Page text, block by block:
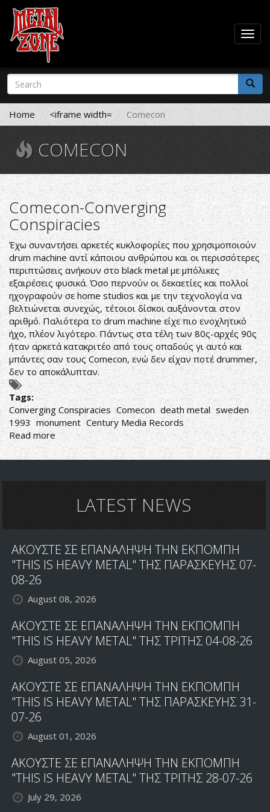
Skip
main
content
Search
form
Search
Home <iframe width= Comecon
COMECON
Comecon-Converging
Conspiracies
Έχω συναντήσει αρκετές κυκλοφορίες που χρησιμοποιούν
drum machine αντί κάποιου ανθρώπου και οι περισσότερες
περιπτώσεις ανήκουν στο black metal με μπόλικες
εξαιρέσεις φυσικά. Όσο περνούν οι δεκαετίες και πολλοί
ηχογραφούν σε home studios και με την τεχνολογία να
βελτιώνεται συνεχώς, τέτοιοι δίσκοι αυξάνονται στον
αριθμό. Παλιότερα το drum machine είχε πιο ενοχλητικό
ήχο, πλέον λιγότερο. Πάντως στα τέλη των 80ς-αρχές 90ς
ήταν αρκετά κατακριτέο από τους οπαδούς γι αυτό και
μπάντες σαν τους Comecon, ενώ δεν είχαν ποτέ drummer,
δεν το αποκάλυπταν.
Tags:
Converging Conspiracies Comecon death metal sweden
1993 monument Century Media Records
Read more about
Comecon-
Converging
LATEST NEWS
ΑΚΟΥΣΤΕ ΣΕ ΕΠΑΝΑΛΗΨΗ ΤΗΝ ΕΚΠΟΜΠΗ
"THIS IS HEAVY METAL" ΤΗΣ ΠΑΡΑΣΚΕΥΗΣ 07-
08-26
August 08, 2026
ΑΚΟΥΣΤΕ ΣΕ ΕΠΑΝΑΛΗΨΗ ΤΗΝ ΕΚΠΟΜΠΗ
"THIS IS HEAVY METAL" ΤΗΣ ΤΡΙΤΗΣ 04-08-26
August 05, 2026
ΑΚΟΥΣΤΕ ΣΕ ΕΠΑΝΑΛΗΨΗ ΤΗΝ ΕΚΠΟΜΠΗ
"THIS IS HEAVY METAL" ΤΗΣ ΠΑΡΑΣΚΕΥΗΣ 31-
07-26
August 01, 2026
ΑΚΟΥΣΤΕ ΣΕ ΕΠΑΝΑΛΗΨΗ ΤΗΝ ΕΚΠΟΜΠΗ
"THIS IS HEAVY METAL" ΤΗΣ ΤΡΙΤΗΣ 28-07-26
July 29, 2026